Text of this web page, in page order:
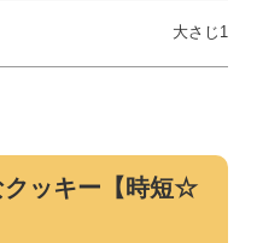
大さじ1
クッキー【時短☆